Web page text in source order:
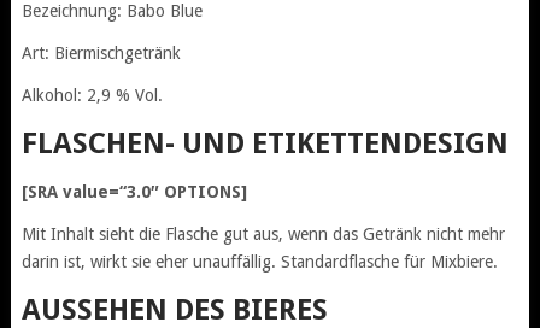
Bezeichnung: Babo Blue
Art: Biermischgetränk
Alkohol: 2,9 % Vol.
FLASCHEN- UND ETIKETTENDESIGN
[SRA value=“3.0″ OPTIONS]
Mit Inhalt sieht die Flasche gut aus, wenn das Getränk nicht mehr
darin ist, wirkt sie eher unauffällig. Standardflasche für Mixbiere.
AUSSEHEN DES BIERES